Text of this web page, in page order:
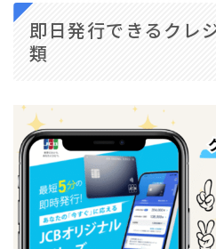
即日発行できるクレ
類